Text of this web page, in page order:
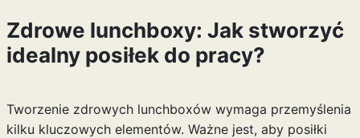
Zdrowe lunchboxy: Jak stworzyć
idealny posiłek do pracy?
Tworzenie zdrowych lunchboxów wymaga przemyślenia
kilku kluczowych elementów. Ważne jest, aby posiłki